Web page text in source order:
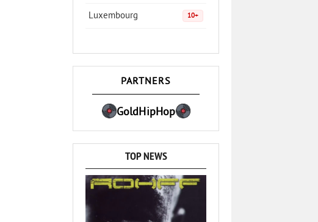
Luxembourg 10+
PARTNERS
GoldHipHop
TOP NEWS